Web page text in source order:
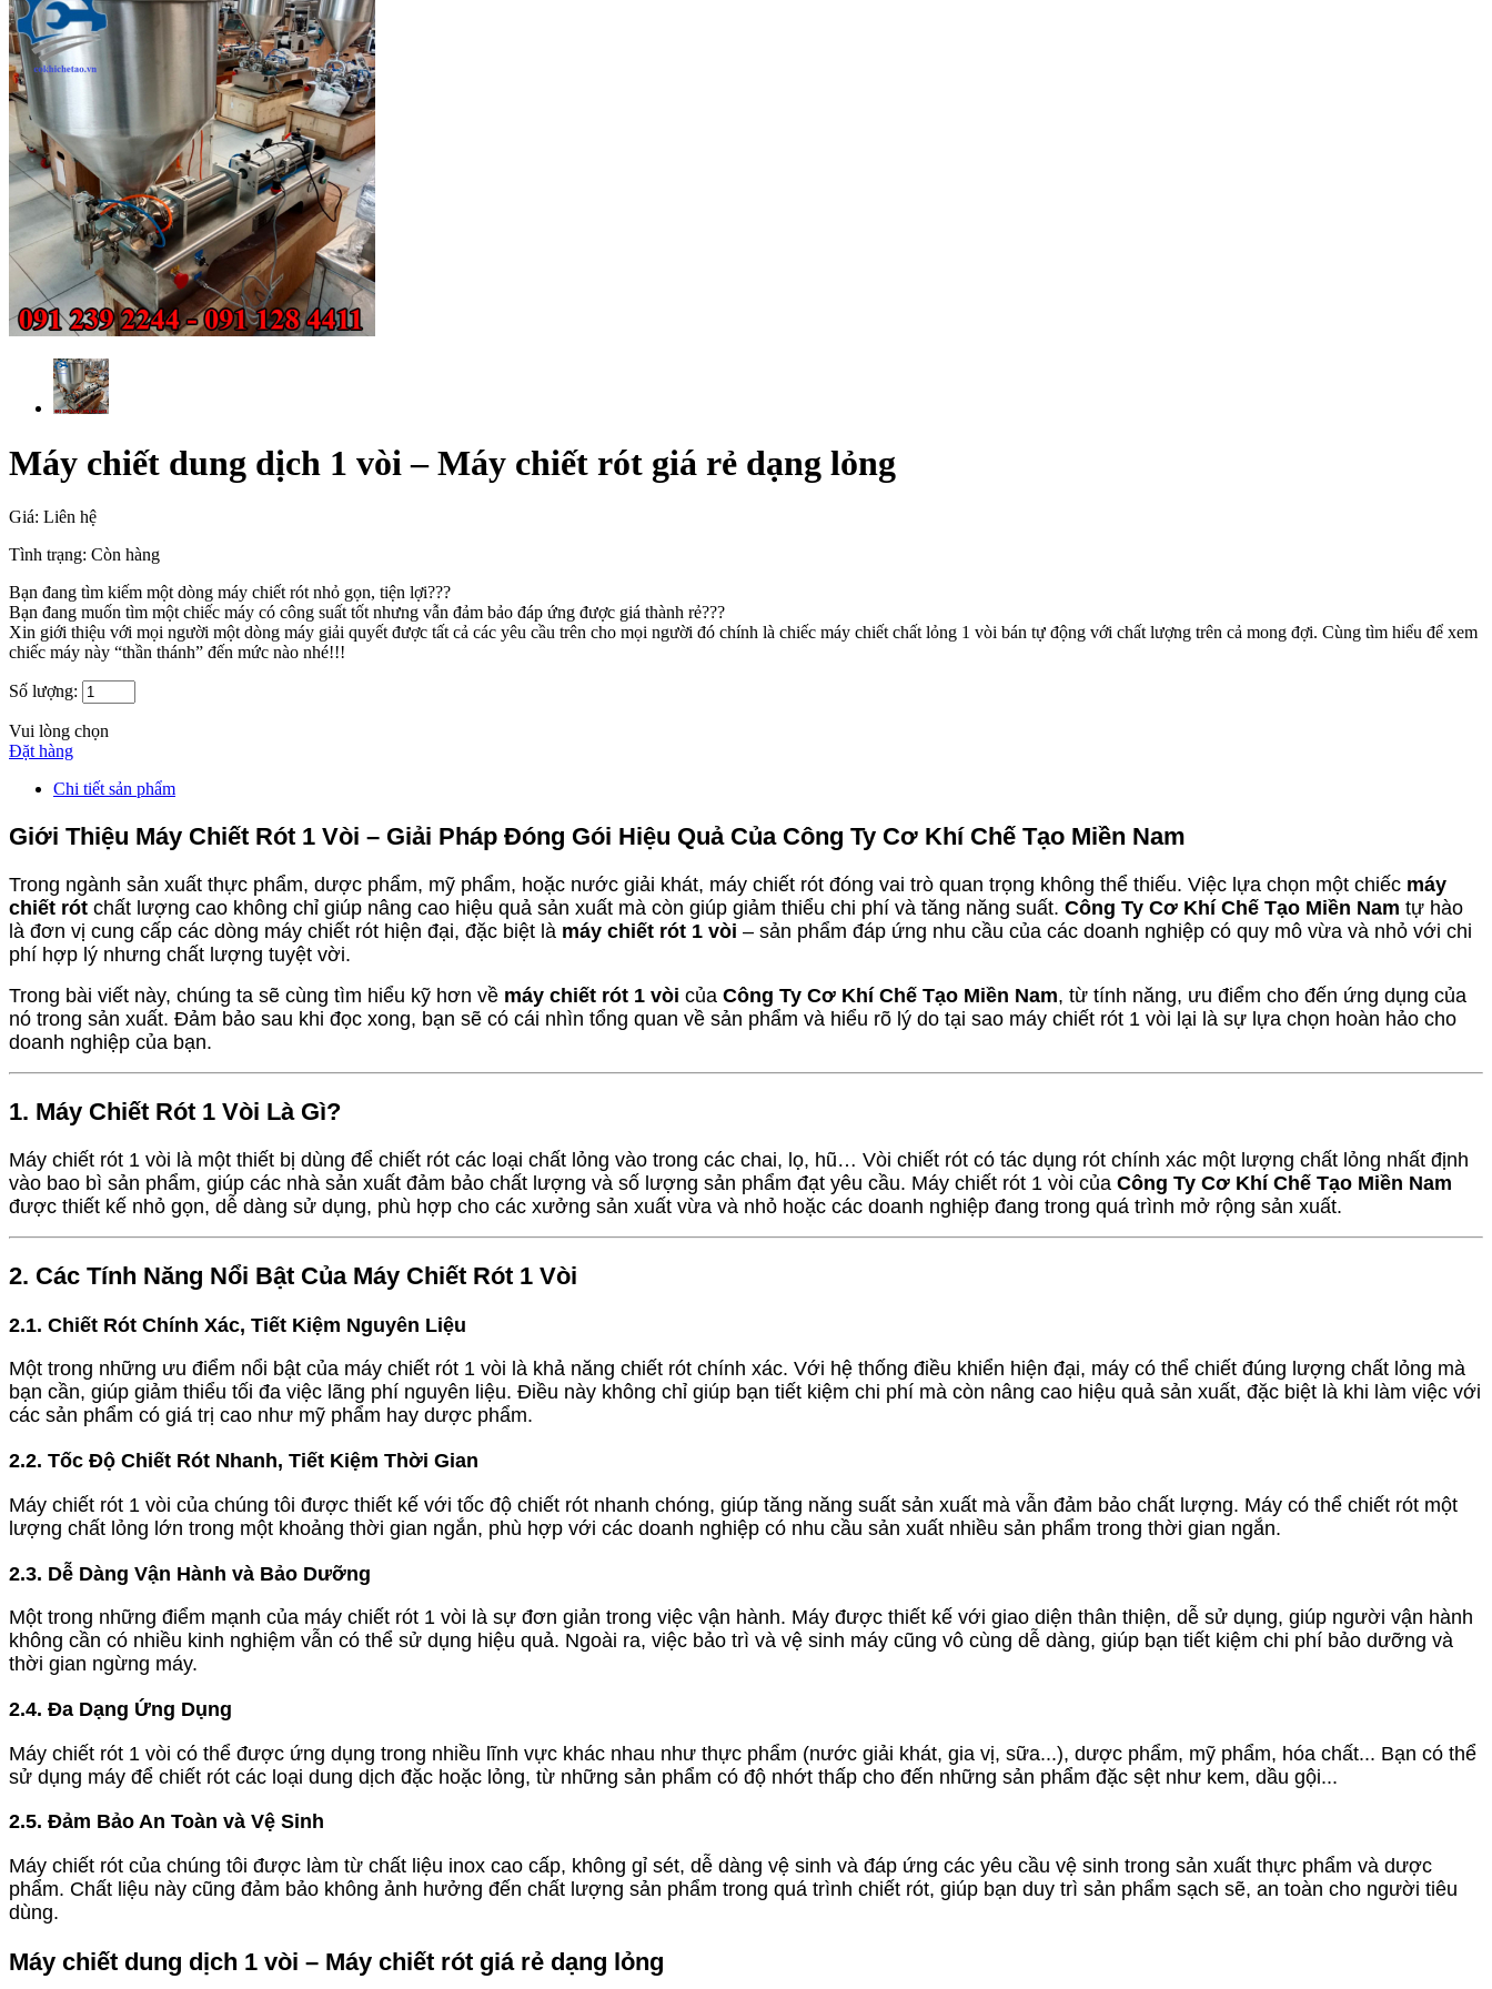
Máy chiết dung dịch 1 vòi – Máy chiết rót giá rẻ dạng lỏng
Giá: Liên hệ
Tình trạng: Còn hàng
Bạn đang tìm kiếm một dòng máy chiết rót nhỏ gọn, tiện lợi???
Bạn đang muốn tìm một chiếc máy có công suất tốt nhưng vẫn đảm bảo đáp ứng được giá thành rẻ???
Xin giới thiệu với mọi người một dòng máy giải quyết được tất cả các yêu cầu trên cho mọi người đó chính là chiếc máy chiết chất lỏng 1 vòi bán tự động với chất lượng trên cả mong đợi. Cùng tìm hiểu để xem
chiếc máy này “thần thánh” đến mức nào nhé!!!
Số lượng:
Vui lòng chọn
Đặt hàng
Chi tiết sản phẩm
Giới Thiệu Máy Chiết Rót 1 Vòi – Giải Pháp Đóng Gói Hiệu Quả Của Công Ty Cơ Khí Chế Tạo Miền Nam
Trong ngành sản xuất thực phẩm, dược phẩm, mỹ phẩm, hoặc nước giải khát, máy chiết rót đóng vai trò quan trọng không thể thiếu. Việc lựa chọn một chiếc máy
chiết rót chất lượng cao không chỉ giúp nâng cao hiệu quả sản xuất mà còn giúp giảm thiểu chi phí và tăng năng suất. Công Ty Cơ Khí Chế Tạo Miền Nam tự hào
là đơn vị cung cấp các dòng máy chiết rót hiện đại, đặc biệt là máy chiết rót 1 vòi – sản phẩm đáp ứng nhu cầu của các doanh nghiệp có quy mô vừa và nhỏ với chi
phí hợp lý nhưng chất lượng tuyệt vời.
Trong bài viết này, chúng ta sẽ cùng tìm hiểu kỹ hơn về máy chiết rót 1 vòi của Công Ty Cơ Khí Chế Tạo Miền Nam, từ tính năng, ưu điểm cho đến ứng dụng của
nó trong sản xuất. Đảm bảo sau khi đọc xong, bạn sẽ có cái nhìn tổng quan về sản phẩm và hiểu rõ lý do tại sao máy chiết rót 1 vòi lại là sự lựa chọn hoàn hảo cho
doanh nghiệp của bạn.
1. Máy Chiết Rót 1 Vòi Là Gì?
Máy chiết rót 1 vòi là một thiết bị dùng để chiết rót các loại chất lỏng vào trong các chai, lọ, hũ… Vòi chiết rót có tác dụng rót chính xác một lượng chất lỏng nhất định
vào bao bì sản phẩm, giúp các nhà sản xuất đảm bảo chất lượng và số lượng sản phẩm đạt yêu cầu. Máy chiết rót 1 vòi của Công Ty Cơ Khí Chế Tạo Miền Nam
được thiết kế nhỏ gọn, dễ dàng sử dụng, phù hợp cho các xưởng sản xuất vừa và nhỏ hoặc các doanh nghiệp đang trong quá trình mở rộng sản xuất.
2. Các Tính Năng Nổi Bật Của Máy Chiết Rót 1 Vòi
2.1. Chiết Rót Chính Xác, Tiết Kiệm Nguyên Liệu
Một trong những ưu điểm nổi bật của máy chiết rót 1 vòi là khả năng chiết rót chính xác. Với hệ thống điều khiển hiện đại, máy có thể chiết đúng lượng chất lỏng mà
bạn cần, giúp giảm thiểu tối đa việc lãng phí nguyên liệu. Điều này không chỉ giúp bạn tiết kiệm chi phí mà còn nâng cao hiệu quả sản xuất, đặc biệt là khi làm việc với
các sản phẩm có giá trị cao như mỹ phẩm hay dược phẩm.
2.2. Tốc Độ Chiết Rót Nhanh, Tiết Kiệm Thời Gian
Máy chiết rót 1 vòi của chúng tôi được thiết kế với tốc độ chiết rót nhanh chóng, giúp tăng năng suất sản xuất mà vẫn đảm bảo chất lượng. Máy có thể chiết rót một
lượng chất lỏng lớn trong một khoảng thời gian ngắn, phù hợp với các doanh nghiệp có nhu cầu sản xuất nhiều sản phẩm trong thời gian ngắn.
2.3. Dễ Dàng Vận Hành và Bảo Dưỡng
Một trong những điểm mạnh của máy chiết rót 1 vòi là sự đơn giản trong việc vận hành. Máy được thiết kế với giao diện thân thiện, dễ sử dụng, giúp người vận hành
không cần có nhiều kinh nghiệm vẫn có thể sử dụng hiệu quả. Ngoài ra, việc bảo trì và vệ sinh máy cũng vô cùng dễ dàng, giúp bạn tiết kiệm chi phí bảo dưỡng và
thời gian ngừng máy.
2.4. Đa Dạng Ứng Dụng
Máy chiết rót 1 vòi có thể được ứng dụng trong nhiều lĩnh vực khác nhau như thực phẩm (nước giải khát, gia vị, sữa...), dược phẩm, mỹ phẩm, hóa chất... Bạn có thể
sử dụng máy để chiết rót các loại dung dịch đặc hoặc lỏng, từ những sản phẩm có độ nhớt thấp cho đến những sản phẩm đặc sệt như kem, dầu gội...
2.5. Đảm Bảo An Toàn và Vệ Sinh
Máy chiết rót của chúng tôi được làm từ chất liệu inox cao cấp, không gỉ sét, dễ dàng vệ sinh và đáp ứng các yêu cầu vệ sinh trong sản xuất thực phẩm và dược
phẩm. Chất liệu này cũng đảm bảo không ảnh hưởng đến chất lượng sản phẩm trong quá trình chiết rót, giúp bạn duy trì sản phẩm sạch sẽ, an toàn cho người tiêu
dùng.
Máy chiết dung dịch 1 vòi – Máy chiết rót giá rẻ dạng lỏng